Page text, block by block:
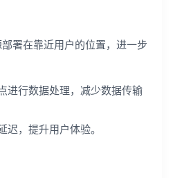
署在靠近用户的位置，进一步
进行数据处理，减少数据传输
迟，提升用户体验。